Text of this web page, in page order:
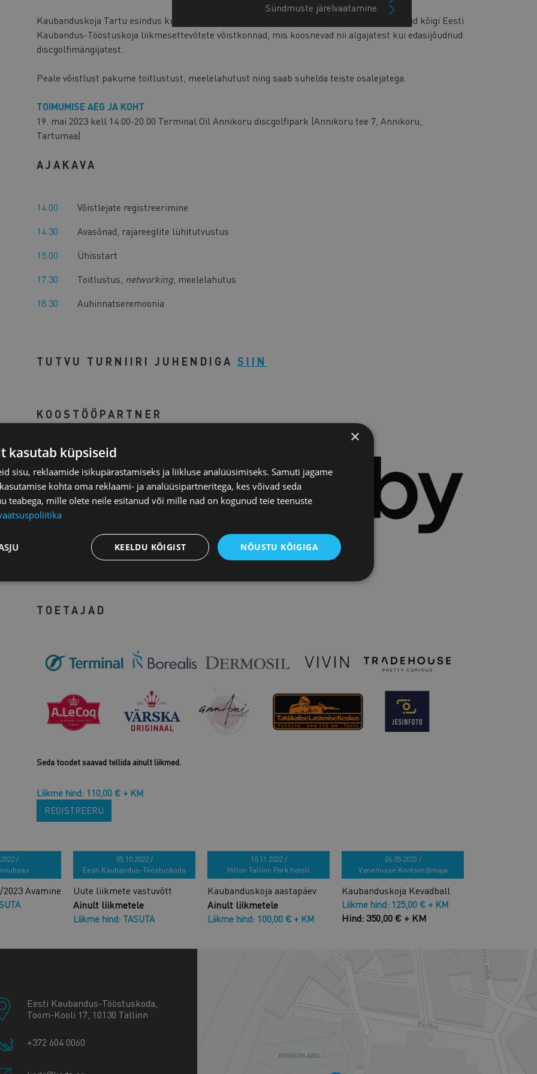
Sündmuste järelvaatamine
Kaubanduskoja Tartu esindus kutsub liikmeid taas discgolfi turniirile! Osalema on oodatud kõigi Eesti
Kaubandus-Tööstuskoja liikmesettevõtete võistkonnad, mis koosnevad nii algajatest kui edasijõudnud
discgolfimängijatest.
Peale võistlust pakume toitlustust, meelelahutust ning saab suhelda teiste osalejatega.
TOIMUMISE AEG JA KOHT
19. mai 2023 kell 14.00-20.00 Terminal Oil Annikoru discgolfipark (Annikoru tee 7, Annikoru,
Tartumaa)
AJAKAVA
14.00
Võistlejate registreerimine
14.30
Avasõnad, rajareeglite lühitutvustus
15.00
Ühisstart
17.30
Toitlustus, networking, meelelahutus
18.30
Auhinnatseremoonia
TUTVU TURNIIRI JUHENDIGA SIIN
KOOSTÖÖPARTNER
TOETAJAD
Seda toodet saavad tellida ainult liikmed.
Liikme hind: 110,00 € + KM
REGISTREERU
/
Avamine
05.10.2022 /
Eesti Kaubandus-Tööstuskoda
Uute liikmete vastuvõtt
Ainult liikmetele
Liikme hind: TASUTA
10.11.2022 /
Hilton Tallinn Park hotell
Kaubanduskoja aastapäev
Ainult liikmetele
Liikme hind: 100,00 € + KM
06.05.2023 /
Vanemuise Kontserdimaja
Kaubanduskoja Kevadball
Liikme hind: 125,00 € + KM
Hind: 350,00 € + KM
Eesti Kaubandus-Tööstuskoda,
Toom-Kooli 17, 10130 Tallinn
+372 604 0060
×
kasutab küpsiseid
sisu, reklaamide isikupärastamiseks ja liikluse analüüsimiseks. Samuti jagame
kohta oma reklaami- ja analüüsipartneritega, kes võivad seda
teabega, mille olete neile esitanud või mille nad on kogunud teie teenuste
NÕUSTU KÕIGIGA
KEELDU KÕIGIST